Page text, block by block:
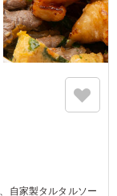
自家製タルタルソー